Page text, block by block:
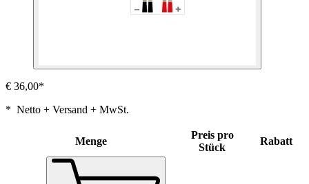
€ 36,00*
* Netto + Versand + MwSt.
Menge
Preis pro
Stück
Rabatt